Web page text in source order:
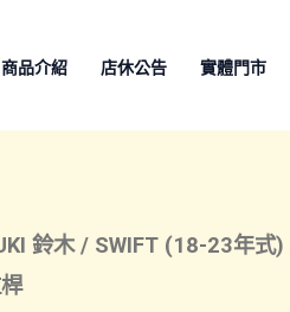
商品介紹 店休公告 實體門市
鈴木/ SWIFT (18-23年式)